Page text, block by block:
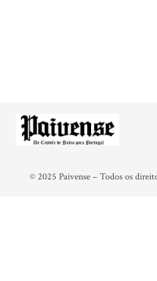
© 2025 Paivense – Todos os